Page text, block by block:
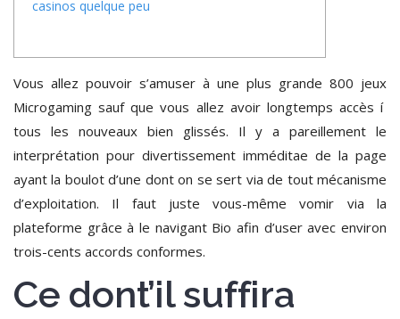
casinos quelque peu
Vous allez pouvoir s’amuser à une plus grande 800 jeux
Microgaming sauf que vous allez avoir longtemps accès í
tous les nouveaux bien glissés. Il y a pareillement le
interprétation pour divertissement imméditae de la page
ayant la boulot d’une dont on se sert via de tout mécanisme
d’exploitation. Il faut juste vous-même vomir via la
plateforme grâce à le navigant Bio afin d’user avec environ
trois-cents accords conformes.
Ce dont’il suffira